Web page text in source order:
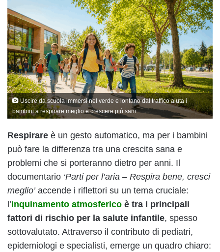
Uscire da scuola immersi nel verde e lontano dal traffico aiuta i
bambini a respirare meglio e crescere più sani
Respirare è un gesto automatico, ma per i bambini
può fare la differenza tra una crescita sana e
problemi che si porteranno dietro per anni. Il
documentario ‘Parti per l’aria – Respira bene, cresci
meglio’accende i riflettori su un tema cruciale:
l’inquinamento atmosferico è tra i principali
fattori di rischio per la salute infantile, spesso
sottovalutato. Attraverso il contributo di pediatri,
epidemiologi e specialisti, emerge un quadro chiaro: